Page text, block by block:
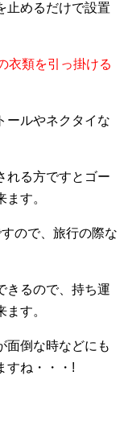
止めるだけで設置
衣類を引っ掛ける
ールやネクタイな
れる方ですとゴー
す。
ので、旅行の際な
きるので、持ち運
す。
面倒な時などにも
すね・・・!